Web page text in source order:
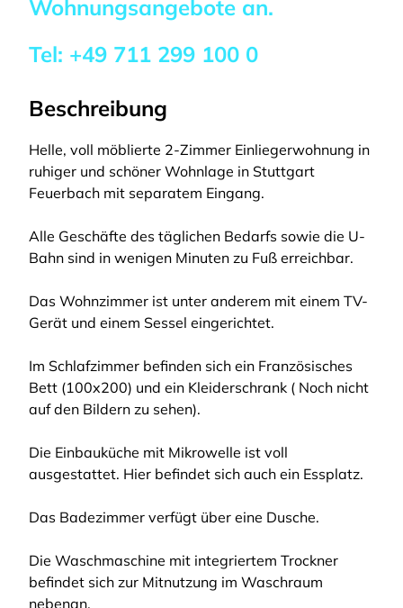
Wohnungsangebote an.
Tel: +49 711 299 100 0
Beschreibung
Helle, voll möblierte 2-Zimmer Einliegerwohnung in
ruhiger und schöner Wohnlage in Stuttgart
Feuerbach mit separatem Eingang.
Alle Geschäfte des täglichen Bedarfs sowie die U-
Bahn sind in wenigen Minuten zu Fuß erreichbar.
Das Wohnzimmer ist unter anderem mit einem TV-
Gerät und einem Sessel eingerichtet.
Im Schlafzimmer befinden sich ein Französisches
Bett (100x200) und ein Kleiderschrank ( Noch nicht
auf den Bildern zu sehen).
Die Einbauküche mit Mikrowelle ist voll
ausgestattet. Hier befindet sich auch ein Essplatz.
Das Badezimmer verfügt über eine Dusche.
Die Waschmaschine mit integriertem Trockner
befindet sich zur Mitnutzung im Waschraum
nebenan.